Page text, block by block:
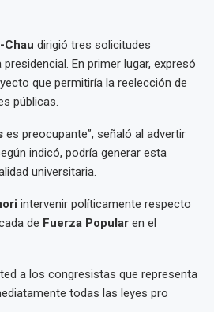
Chau dirigió tres solicitudes
En primer lugar, expresó
que permitiría la reelección de
públicas.
es preocupante”, señaló al advertir
indicó, podría generar esta
universitaria.
intervenir políticamente respecto
de Fuerza Popular en el
a los congresistas que representa
todas las leyes pro